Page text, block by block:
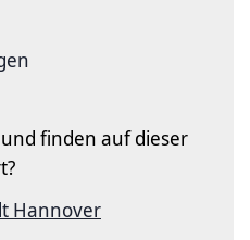
finden auf dieser
Hannover